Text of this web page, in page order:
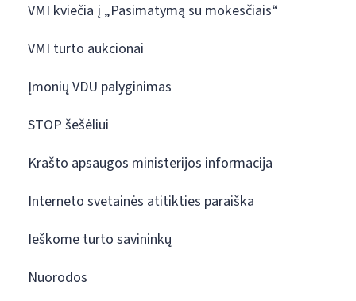
VMI kviečia į „Pasimatymą su mokesčiais“
VMI turto aukcionai
Įmonių VDU palyginimas
STOP šešėliui
Krašto apsaugos ministerijos informacija
Interneto svetainės atitikties paraiška
Ieškome turto savininkų
Nuorodos